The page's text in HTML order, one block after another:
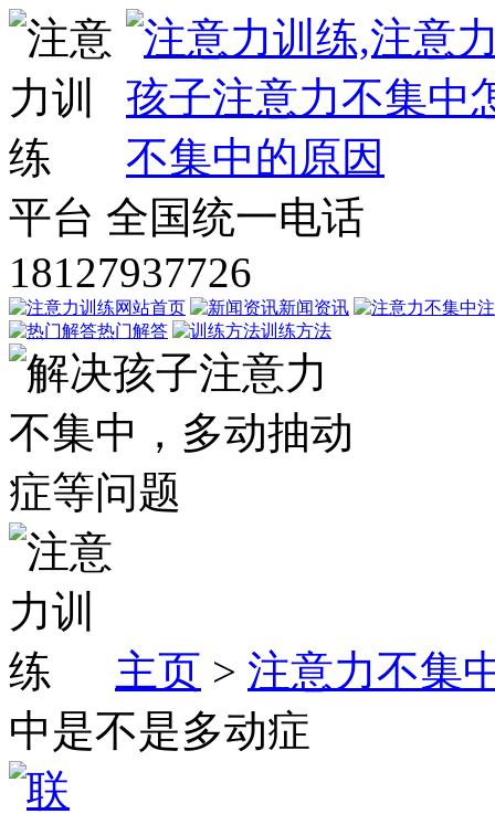
平台 全国统一电话
18127937726
网站首页 新闻资讯
热门解答
训练方法
主页 > 注意力不集
中是不是多动症